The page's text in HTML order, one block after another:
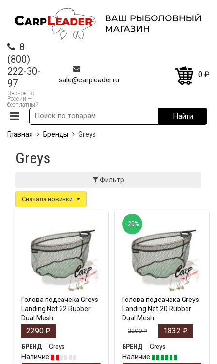
8
(800)
222-30-
97
Звонок по
России —
бесплатный
sale@carpleader.ru
0 ₽
Главная Бренды Greys
Greys
Фильтр
Сначала новинки
Голова подсачека Greys
Landing Net 22 Rubber
Dual Mesh
2290 ₽
БРЕНД
Greys
Наличие
Голова подсачека Greys
Landing Net 20 Rubber
Dual Mesh
2290₽ 1832 ₽
БРЕНД
Greys
Наличие
-20%